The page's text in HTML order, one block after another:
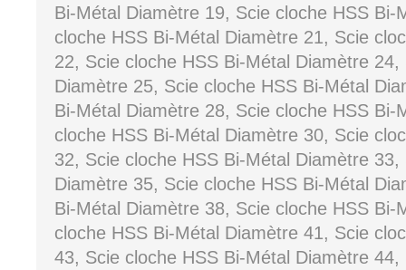
Bi-Métal Diamètre 19, Scie cloche HSS Bi-
cloche HSS Bi-Métal Diamètre 21, Scie
22, Scie cloche HSS Bi-Métal Diamètre
Diamètre 25, Scie cloche HSS Bi-Métal
Bi-Métal Diamètre 28, Scie cloche HSS Bi-
cloche HSS Bi-Métal Diamètre 30, Scie
32, Scie cloche HSS Bi-Métal Diamètre
Diamètre 35, Scie cloche HSS Bi-Métal
Bi-Métal Diamètre 38, Scie cloche HSS Bi-
cloche HSS Bi-Métal Diamètre 41, Scie
43, Scie cloche HSS Bi-Métal Diamètre